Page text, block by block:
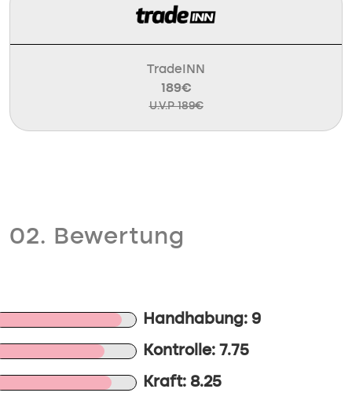
TradeINN
189€
U.V.P 189€
02. Bewertung
Handhabung: 9
Kontrolle: 7.75
Kraft: 8.25